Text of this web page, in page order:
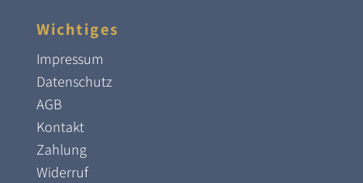
Wichtiges
Impressum
Datenschutz
AGB
Kontakt
Zahlung
Widerruf